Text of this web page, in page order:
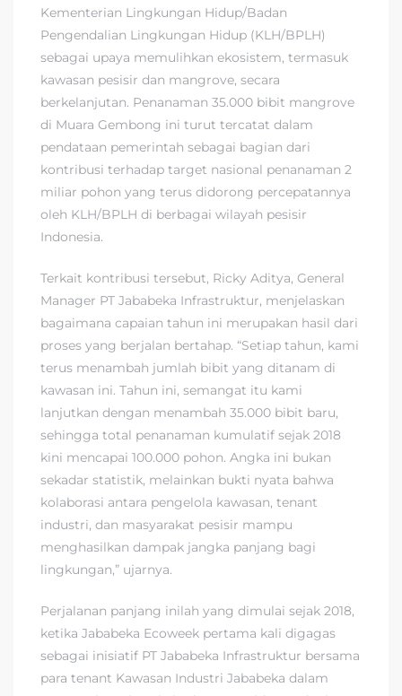
Kementerian Lingkungan Hidup/Badan
Pengendalian Lingkungan Hidup (KLH/BPLH)
sebagai upaya memulihkan ekosistem, termasuk
kawasan pesisir dan mangrove, secara
berkelanjutan. Penanaman 35.000 bibit mangrove
di Muara Gembong ini turut tercatat dalam
pendataan pemerintah sebagai bagian dari
kontribusi terhadap target nasional penanaman 2
miliar pohon yang terus didorong percepatannya
oleh KLH/BPLH di berbagai wilayah pesisir
Indonesia.
Terkait kontribusi tersebut, Ricky Aditya, General
Manager PT Jababeka Infrastruktur, menjelaskan
bagaimana capaian tahun ini merupakan hasil dari
proses yang berjalan bertahap. “Setiap tahun, kami
terus menambah jumlah bibit yang ditanam di
kawasan ini. Tahun ini, semangat itu kami
lanjutkan dengan menambah 35.000 bibit baru,
sehingga total penanaman kumulatif sejak 2018
kini mencapai 100.000 pohon. Angka ini bukan
sekadar statistik, melainkan bukti nyata bahwa
kolaborasi antara pengelola kawasan, tenant
industri, dan masyarakat pesisir mampu
menghasilkan dampak jangka panjang bagi
lingkungan,” ujarnya.
Perjalanan panjang inilah yang dimulai sejak 2018,
ketika Jababeka Ecoweek pertama kali digagas
sebagai inisiatif PT Jababeka Infrastruktur bersama
para tenant Kawasan Industri Jababeka dalam